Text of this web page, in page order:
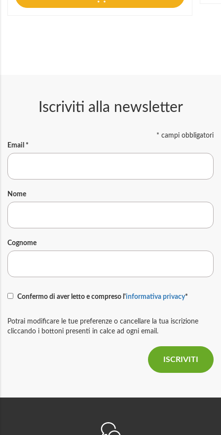
Iscriviti alla newsletter
* campi obbligatori
Email *
Nome
Cognome
Confermo di aver letto e compreso l'informativa privacy*
Potrai modificare le tue preferenze o cancellare la tua iscrizione
cliccando i bottoni presenti in calce ad ogni email.